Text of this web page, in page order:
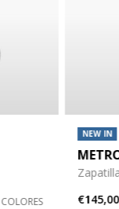
NEW IN
€145,00